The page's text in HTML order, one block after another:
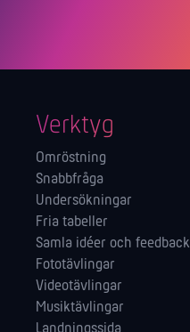
Verktyg
Omröstning
Snabbfråga
Undersökningar
Fria tabeller
Samla idéer och feedback
Fototävlingar
Videotävlingar
Musiktävlingar
Landningssida